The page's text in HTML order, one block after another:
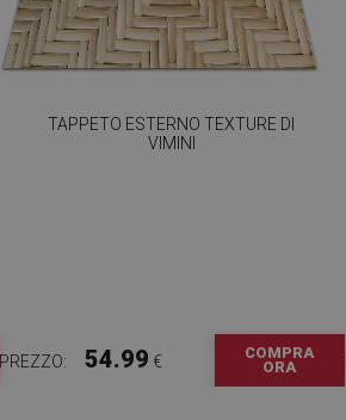
TAPPETO ESTERNO TEXTURE DI
VIMINI
PREZZO: 54.99 €
COMPRA
ORA